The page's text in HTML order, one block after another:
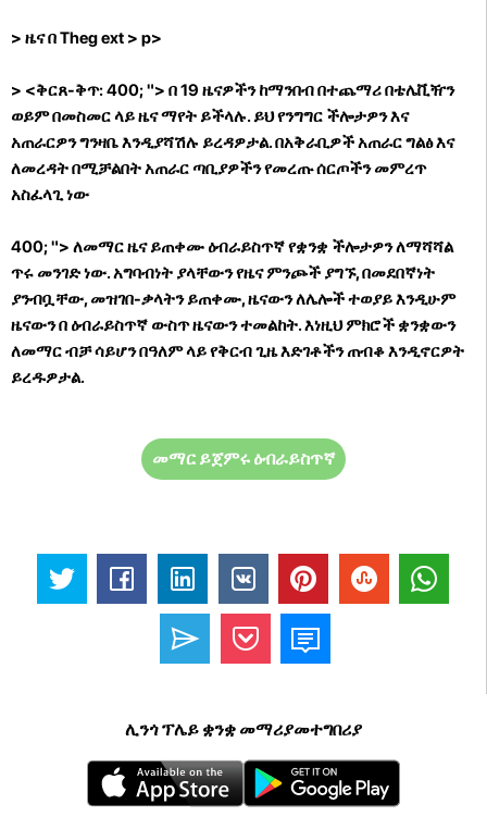
> ዜና በ Theg ext > p>
> <ቅርጸ-ቅጥ: 400; "> በ 19 ዜናዎችን ከማንበብ በተጨማሪ በቴሌቪዥን
ወይም በመስመር ላይ ዜና ማየት ይችላሉ. ይህ የንግግር ችሎታዎን እና
አጠራርዎን ግንዛቤ እንዲያሻሽሉ ይረዳዎታል. በአቅራቢዎች አጠራር ግልፅ እና
ለመረዳት በሚቻልበት አጠራር ጣቢያዎችን የመረጡ ሰርጦችን መምረጥ
አስፈላጊ ነው
400; "> ለመማር ዜና ይጠቀሙ ዕብራይስጥኛ የቋንቋ ችሎታዎን ለማሻሻል
ጥሩ መንገድ ነው. አግባብነት ያላቸውን የዜና ምንጮች ያግኙ, በመደበኛነት
ያንብቧቸው, መዝገበ-ቃላትን ይጠቀሙ, ዜናውን ለሌሎች ተወያይ እንዲሁም
ዜናውን በ ዕብራይስጥኛ ውስጥ ዜናውን ተመልከት. እነዚህ ምክሮች ቋንቋውን
ለመማር ብቻ ሳይሆን በዓለም ላይ የቅርብ ጊዜ እድገቶችን ጠብቆ እንዲኖርዎት
ይረዱዎታል.
መማር ይጀምሩ ዕብራይስጥኛ
ሊንጎ ፕሌይ ቋንቋ መማሪያመተግበሪያ